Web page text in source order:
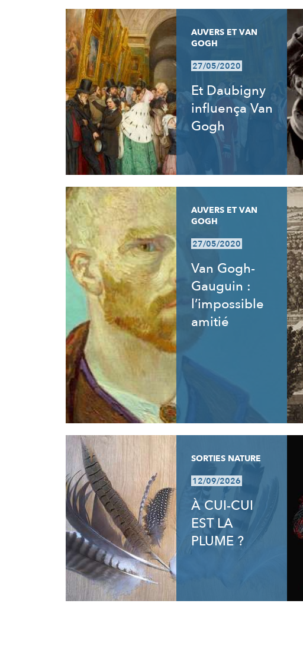
AUVERS ET VAN
GOGH
27/05/2020
Et Daubigny
influença Van
Gogh
AUVERS ET VAN
GOGH
27/05/2020
Van Gogh-
Gauguin :
l’impossible
amitié
SORTIES NATURE
12/09/2026
À CUI-CUI
EST LA
PLUME ?